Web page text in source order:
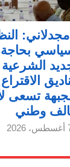
بحاجة
الشرعية
الاقتراع
تسعى
وطني